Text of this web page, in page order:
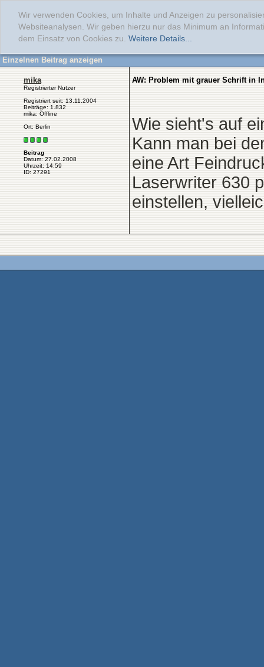
Wir verwenden Cookies, um Inhalte und Anzeigen zu
Websiteanalysen. Wir geben hierzu nur das Minimum an
dem Einsatz von Cookies zu. Weitere Details...
Einzelnen Beitrag anzeigen
mika
Registrierter Nutzer
Registriert seit: 13.11.2004
Beiträge: 1.832
mika: Offline
Ort: Berlin
Beitrag
Datum: 27.02.2008
Uhrzeit: 14:59
ID: 27291
AW: Problem mit grauer Schrift in
Wie sieht's auf
Kann man bei
eine Art
Laserwriter 630
einstellen,